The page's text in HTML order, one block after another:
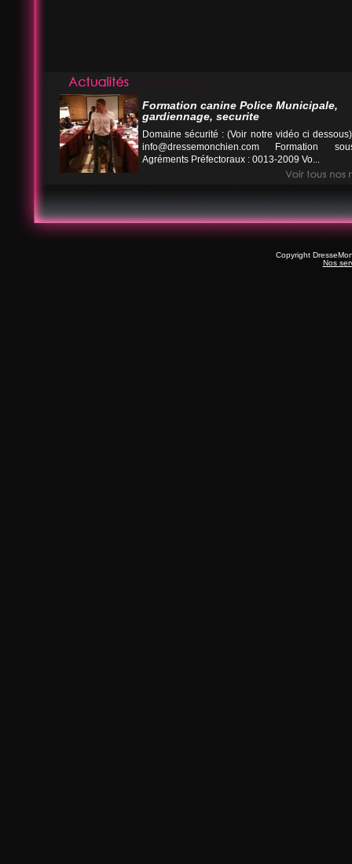
Formation canine Police Municipale,
gardiennage, securite
Domaine sécurité : (Voir notre vidéo ci
info@dressemonchien.com Formation
Agréments Préfectoraux : 0013-2009 Vo...
Copyright
Nos